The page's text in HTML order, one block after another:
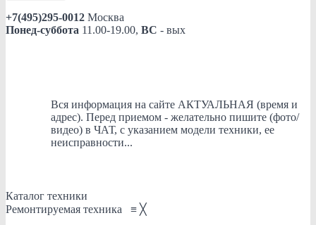
+7(495)295-0012 Москва
Понед-суббота 11.00-19.00, ВС - вых
Вся информация на сайте АКТУАЛЬНАЯ (время и
адрес). Перед приемом - желательно пишите (фото/
видео) в ЧАТ, с указанием модели техники, ее
неисправности...
Каталог техники
Ремонтируемая техника ≡ ╳